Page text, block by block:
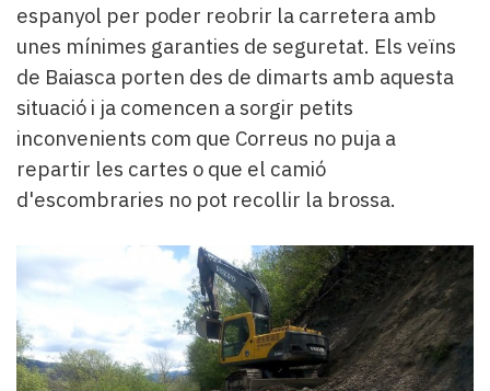
espanyol per poder reobrir la carretera amb
unes mínimes garanties de seguretat. Els veïns
de Baiasca porten des de dimarts amb aquesta
situació i ja comencen a sorgir petits
inconvenients com que Correus no puja a
repartir les cartes o que el camió
d'escombraries no pot recollir la brossa.